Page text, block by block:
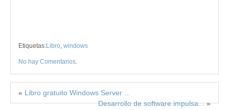
Etiquetas:Libro, windows
No hay Comentarios.
« Libro gratuito Windows Server ...
Desarrollo de software impulsa...»